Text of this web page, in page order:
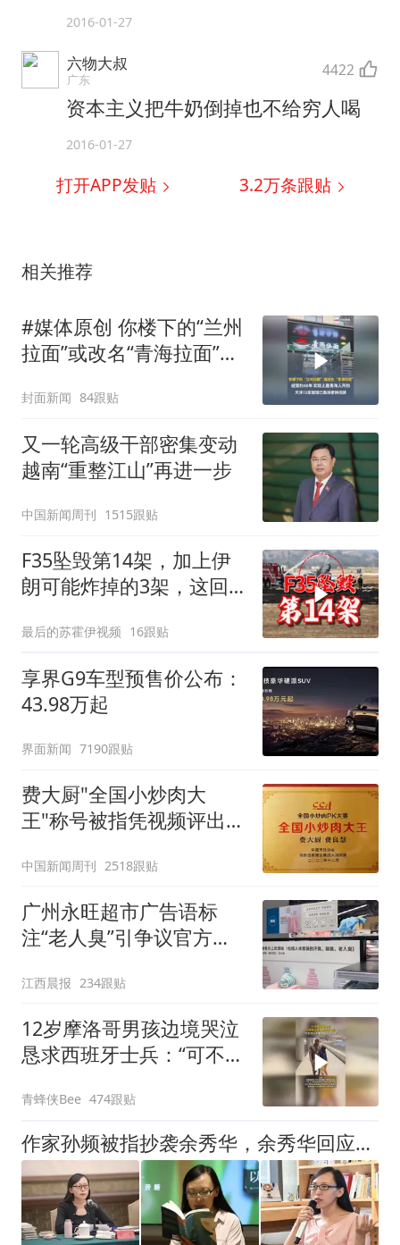
2016-01-27
六物大叔
广东 4422
资本主义把牛奶倒掉也不给穷人喝
2016-01-27
打开APP发贴 3.2万条跟贴
相关推荐
#媒体原创 你楼下的“兰州
拉面”或改名“青海拉面”，
海人开的，天津72家面馆
已集体更换招牌
封面新闻 84跟贴
又一轮高级干部密集变动
越南“重整江山”再进一步
中国新闻周刊 1515跟贴
F35坠毁第14架，加上伊
朗可能炸掉的3架，这回
最后的苏霍伊视频 16跟贴
享界G9车型预售价公布：
43.98万起
界面新闻 7190跟贴
费大厨"全国小炒肉大
王"称号被指凭视频评出
中国新闻周刊 2518跟贴
广州永旺超市广告语标
注“老人臭”引争议官方回
核实完毕后会回电
江西晨报 234跟贴
12岁摩洛哥男孩边境哭泣
恳求西班牙士兵：“可不可
青蜂侠Bee 474跟贴
作家孙频被指抄袭余秀华，余秀华回应：看到了，给老子等着